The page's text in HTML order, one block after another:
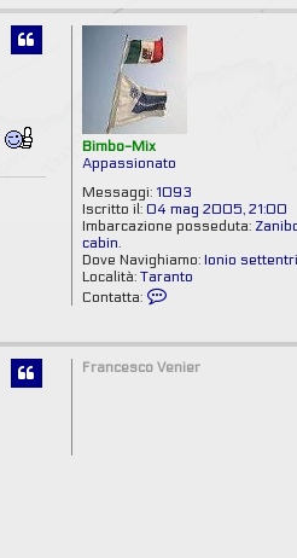
Bimbo-Mix
Appassionato
Messaggi: 1093
Iscritto il: 04 mag 2005, 21:00
Imbarcazione posseduta:
cabin.
Dove Navighiamo: Ionio
Località: Taranto
Contatta:
t
a
t
Francesco Venier